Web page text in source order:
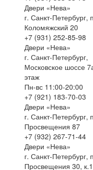
Двери «Нева»
г. Санкт-Петербург,
Коломяжский 20
+7 (931) 252-85-98
Двери «Нева»
г. Санкт-Петербург,
Московское шоссе
этаж
Пн-вс 11:00-20:00
+7 (921) 183-70-03
Двери «Нева»
г. Санкт-Петербург,
Просвещения 87
+7 (932) 267-71-44
Двери «Нева»
г. Санкт-Петербург,
Просвещения 30, к.1